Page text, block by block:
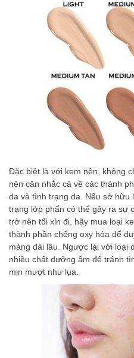
Đặc biệt là với kem nền, không
nên cân nhắc cả về các thành
da và tình trạng da. Nếu sở hữu
trạng lớp phấn có thể gây ra sự
trở nên tối xỉn đi, hãy mua loại
thành phần chống oxy hóa để
màng dài lâu. Ngược lại với loại
nhiều chất dưỡng ẩm để tránh
mịn mượt như lụa.